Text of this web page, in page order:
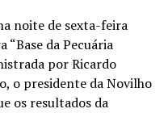
noite de sexta-feira
“Base da Pecuária
por Ricardo
o presidente da Novilho
os resultados da